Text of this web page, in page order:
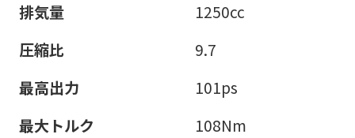
排気量
1250cc
圧縮比
9.7
最高出力
101ps
最大トルク
108Nm